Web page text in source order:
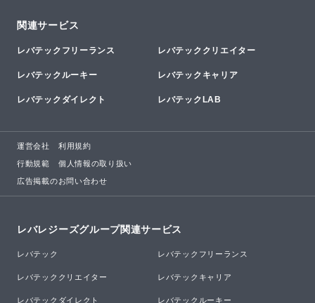
関連サービス
レバテックフリーランス レバテッククリエイター
レバテックルーキー レバテックキャリア
レバテックダイレクト レバテックLAB
運営会社 利用規約
行動規範 個人情報の取り扱い
広告掲載のお問い合わせ
レバレジーズグループ関連サービス
レバテック レバテックフリーランス
レバテッククリエイター レバテックキャリア
レバテックダイレクト レバテックルーキー